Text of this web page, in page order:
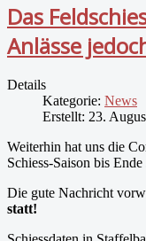
Das
Anlässe
Details
Kategorie: News
Erstellt: 23.
Weiterhin hat uns die
Schiess-Saison bis
Die gute Nachricht
statt!